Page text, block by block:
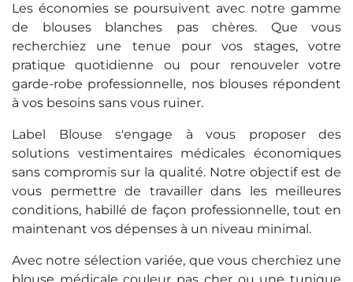
Les économies se poursuivent avec notre gamme
de blouses blanches pas chères. Que vous
recherchiez une tenue pour vos stages, votre
pratique quotidienne ou pour renouveler votre
garde-robe professionnelle, nos blouses répondent
à vos besoins sans vous ruiner.
Label Blouse s'engage à vous proposer des
solutions vestimentaires médicales économiques
sans compromis sur la qualité. Notre objectif est de
vous permettre de travailler dans les meilleures
conditions, habillé de façon professionnelle, tout en
maintenant vos dépenses à un niveau minimal.
Avec notre sélection variée, que vous cherchiez une